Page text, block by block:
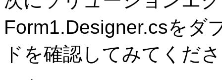
Form1.Designer.csをダ
ドを確認してみてくだ